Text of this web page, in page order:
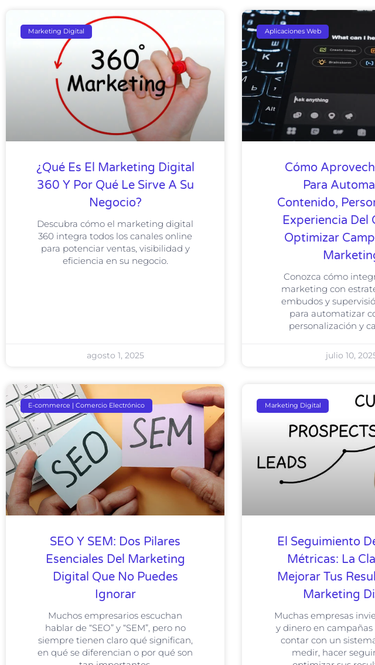
Marketing Digital
¿Qué Es El Marketing Digital
360 Y Por Qué Le Sirve A Su
Negocio?
Descubra cómo el marketing digital
360 integra todos los canales online
para potenciar ventas, visibilidad y
eficiencia en su negocio.
agosto 1, 2025
Aplicaciones Web
Cómo
Para
Contenido,
Experiencia Del
Optimizar
Conozca cómo
marketing con
embudos y
para automatizar
personalización y
julio 10,
E-commerce | Comercio Electrónico
SEO Y SEM: Dos Pilares
Esenciales Del Marketing
Digital Que No Puedes
Ignorar
Muchos empresarios escuchan
hablar de “SEO” y “SEM”, pero no
siempre tienen claro qué significan,
en qué se diferencian o por qué son
Marketing Digital
El Seguimiento
Métricas: La
Mejorar Tus
Marketing
Muchas empresas
y dinero en
contar con un
medir, hacer